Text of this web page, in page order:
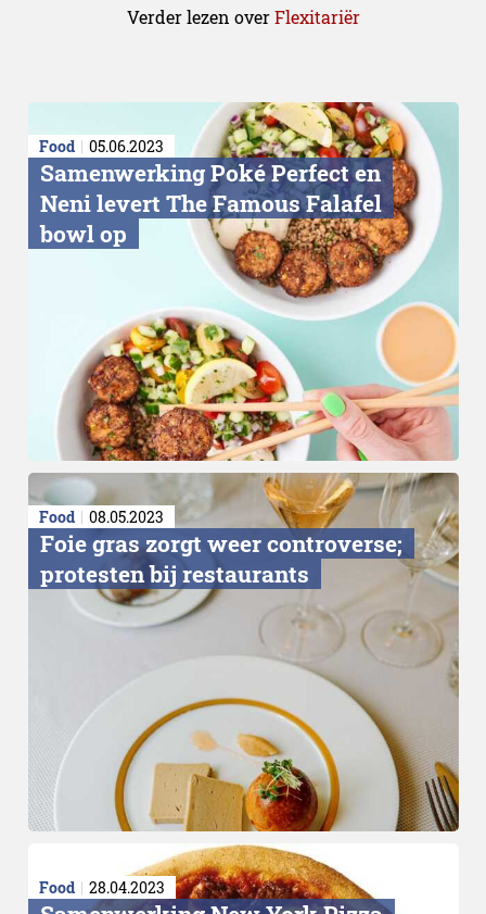
Verder lezen overFlexitariër
Food 05.06.2023
Samenwerking Poké Perfect en
Neni levert The Famous Falafel
bowl op
Food 08.05.2023
Foie gras zorgt weer controverse;
protesten bij restaurants
Food 28.04.2023